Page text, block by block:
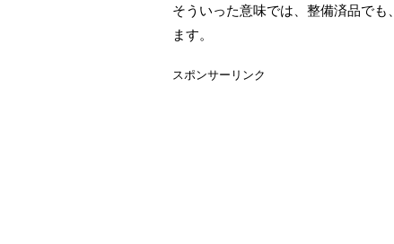
そういった意味では、整備済品で
ます。
スポンサーリンク